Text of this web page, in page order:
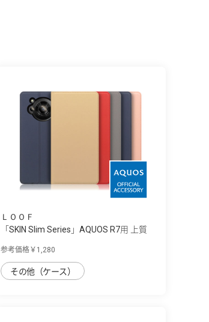
ＬＯＯＦ
「SKIN Slim Series」AQUOS R7用 上質
参考価格￥1,280
その他（ケース）